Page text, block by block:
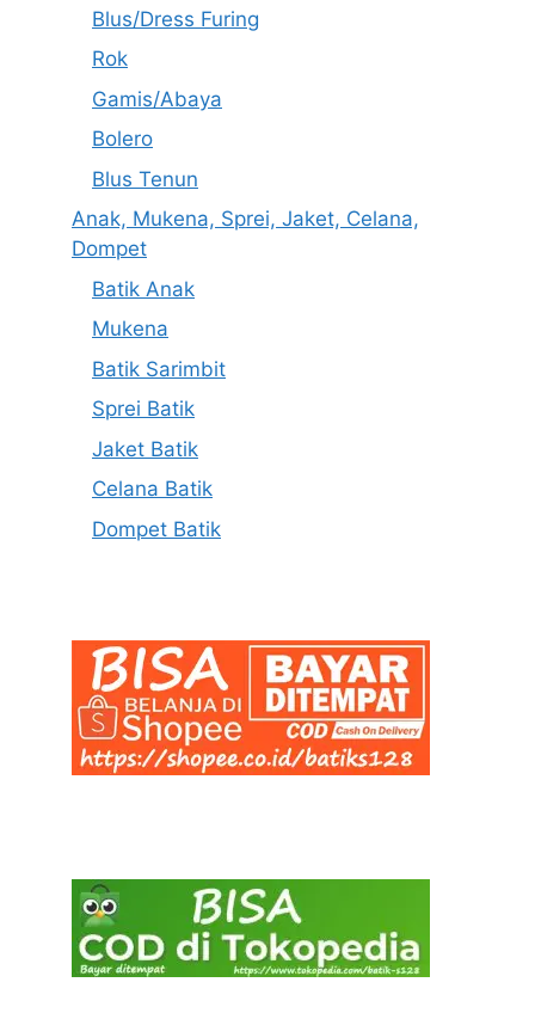
Blus/Dress Furing
Rok
Gamis/Abaya
Bolero
Blus Tenun
Anak, Mukena, Sprei, Jaket, Celana,
Dompet
Batik Anak
Mukena
Batik Sarimbit
Sprei Batik
Jaket Batik
Celana Batik
Dompet Batik